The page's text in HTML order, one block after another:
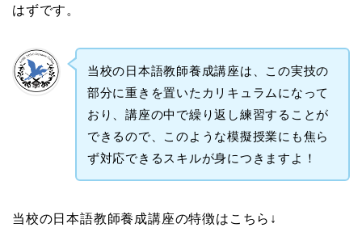
はずです。
当校の日本語教師養成講座は、この実技の
部分に重きを置いたカリキュラムになって
おり、講座の中で繰り返し練習することが
できるので、このような模擬授業にも焦ら
ず対応できるスキルが身につきますよ！
当校の日本語教師養成講座の特徴はこちら↓